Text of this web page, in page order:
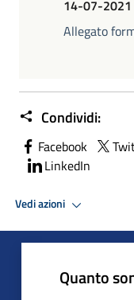
14-07-2021
Allegato
Condividi:
Facebook
LinkedIn
Vedi azioni
Quanto